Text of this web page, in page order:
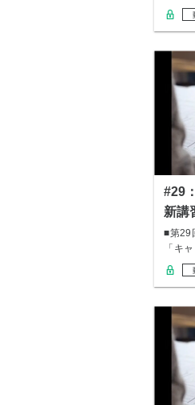
質問…
#29
新講
■第29
「キ
方「